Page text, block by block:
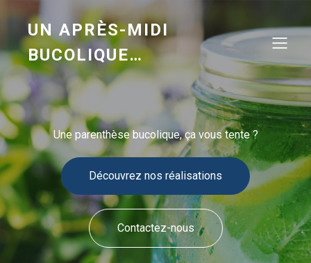
UN APRÈS-MIDI
BUCOLIQUE…
Une parenthèse bucolique, ça vous tente ?
Découvrez nos réalisations
Contactez-nous